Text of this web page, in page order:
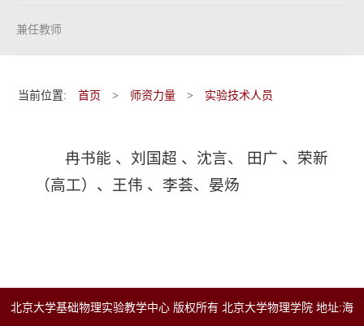
兼任教师
当前位置: 首页 > 师资力量 > 实验技术人员
冉书能 、刘国超 、沈言、 田广 、荣新
（高工）、王伟 、李荟、晏炀
北京大学基础物理实验教学中心 版权所有 北京大学物理学院 地址:海